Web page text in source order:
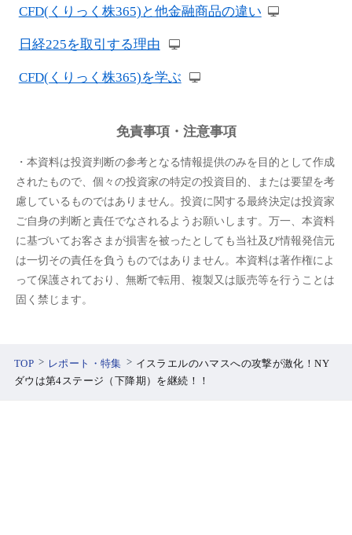
CFD(くりっく株365)と他金融商品の違い
日経225を取引する理由
CFD(くりっく株365)を学ぶ
免責事項・注意事項
・本資料は投資判断の参考となる情報提供のみを目的として作成
されたもので、個々の投資家の特定の投資目的、または要望を考
慮しているものではありません。投資に関する最終決定は投資家
ご自身の判断と責任でなされるようお願いします。万一、本資料
に基づいてお客さまが損害を被ったとしても当社及び情報発信元
は一切その責任を負うものではありません。本資料は著作権によ
って保護されており、無断で転用、複製又は販売等を行うことは
固く禁じます。
TOP レポート・特集
イスラエルのハマスへの攻撃が激化！NY
ダウは第4ステージ（下降期）を継続！！